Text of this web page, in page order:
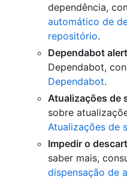
dependência,
automático de
repositório.
Dependabot
Dependabot,
Dependabot.
Atualizações de
sobre
Atualizações de
Impedir o
saber mais,
dispensação de